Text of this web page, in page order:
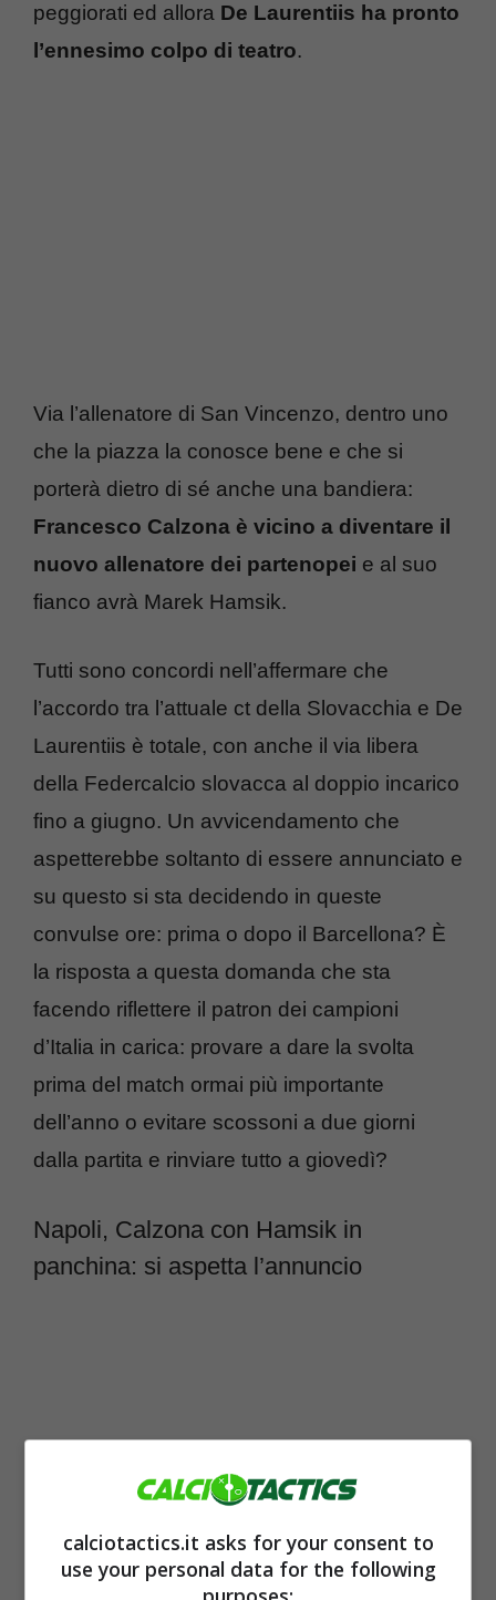
peggiorati ed allora De Laurentiis ha pronto
l’ennesimo colpo di teatro.
Via l’allenatore di San Vincenzo, dentro uno
che la piazza la conosce bene e che si
porterà dietro di sé anche una bandiera:
Francesco Calzona è vicino a diventare il
nuovo allenatore dei partenopei e al suo
fianco avrà Marek Hamsik.
Tutti sono concordi nell’affermare che
l’accordo tra l’attuale ct della Slovacchia e De
Laurentiis è totale, con anche il via libera
della Federcalcio slovacca al doppio incarico
fino a giugno. Un avvicendamento che
aspetterebbe soltanto di essere annunciato e
su questo si sta decidendo in queste
convulse ore: prima o dopo il Barcellona? È
la risposta a questa domanda che sta
facendo riflettere il patron dei campioni
d’Italia in carica: provare a dare la svolta
prima del match ormai più importante
dell’anno o evitare scossoni a due giorni
dalla partita e rinviare tutto a giovedì?
Napoli, Calzona con Hamsik in
panchina: si aspetta l’annuncio
calciotactics.it asks for your consent to
use your personal data for the following